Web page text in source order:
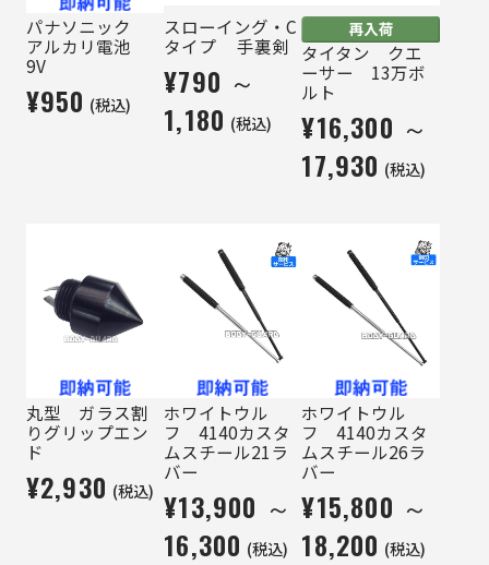
パナソニック
アルカリ電池
9V
¥950 (税込)
スローイング・C
タイプ 手裏剣
¥790 ～
1,180 (税込)
タイタン クエ
ーサー 13万ボ
ルト
¥16,300 ～
17,930 (税込)
丸型 ガラス割
りグリップエン
ド
¥2,930 (税込)
ホワイトウル
フ 4140カスタ
ムスチール21ラ
バー
¥13,900 ～
16,300 (税込)
ホワイトウル
フ 4140カスタ
ムスチール26ラ
バー
¥15,800 ～
18,200 (税込)